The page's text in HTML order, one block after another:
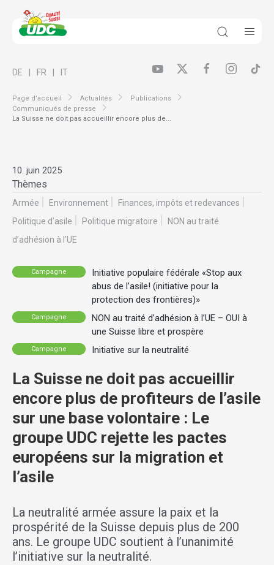
Page d’accueil Actualités
Publications
Communiqués de presse
La Suisse ne doit pas accueillir encore plus de...
DE FR IT
10. juin 2025
Thèmes
Armée Environnement
Finances, impôts et redevances
Politique d’asile
Politique migratoire
NON au traité
d’adhésion à l’UE
Campagne
Initiative populaire fédérale «Stop aux
abus de l’asile! (initiative pour la
protection des frontières)»
Campagne
NON au traité d’adhésion à l’UE – OUI à
une Suisse libre et prospère
Campagne Initiative sur la neutralité
La Suisse ne doit pas accueillir
encore plus de profiteurs de l’asile
sur une base volontaire : Le
groupe UDC rejette les pactes
européens sur la migration et
l’asile
La neutralité armée assure la paix et la
prospérité de la Suisse depuis plus de 200
ans. Le groupe UDC soutient à l’unanimité
l’initiative sur la neutralité.